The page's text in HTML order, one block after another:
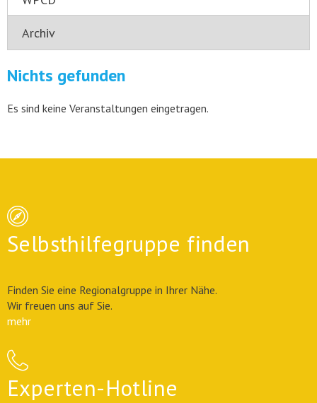
Nichts gefunden
Es sind keine Veranstaltungen eingetragen.
Selbsthilfegruppe finden
Finden Sie eine Regionalgruppe in Ihrer Nähe.
Wir freuen uns auf Sie.
mehr
Experten-Hotline